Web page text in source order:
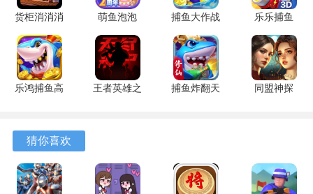
货柜消消消
1.0.2 安卓
版
萌鱼泡泡
3.4.1.6 安
卓版
捕鱼大作战
1.5112 手
机版
乐乐捕鱼
9.2 安卓版
乐鸿捕鱼高
王者英雄之
捕鱼炸翻天
同盟神探
猜你喜欢